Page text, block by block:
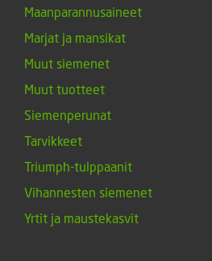
Maanparannusaineet
Marjat ja mansikat
Muut siemenet
Muut tuotteet
Siemenperunat
Tarvikkeet
Triumph-tulppaanit
Vihannesten siemenet
Yrtit ja maustekasvit